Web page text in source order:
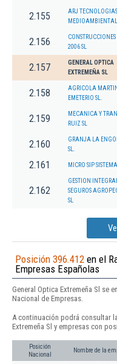
2.155
ARJ TECNOLOGIAS
2.156
2006 SL
2.157
GENERAL OPTICA
EXTREMEÑA SL
2.158
AGRICOLA
EMETERIO SL.
2.159
MECANICA Y
RUIZ SL
2.160
GRANJA LA
SL.
2.161 MICRO SIP
2.162
GESTION
SEGUROS
SL
Posición 396.412 en el
Empresas Españolas
General Optica Extremeña Sl se
Nacional de Empresas.
A continuación podrá consultar
Extremeña Sl y empresas con
Posición
Nacional
Nombre de la